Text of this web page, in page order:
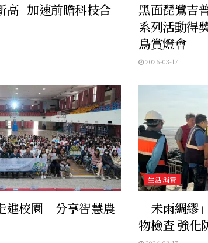
高 加速前瞻科技合
黑面琵鷺吉
系列活動得
鳥賞燈會
2026-03-17
進校園 分享智慧農
生活消費
「未雨綢
物檢查 強化